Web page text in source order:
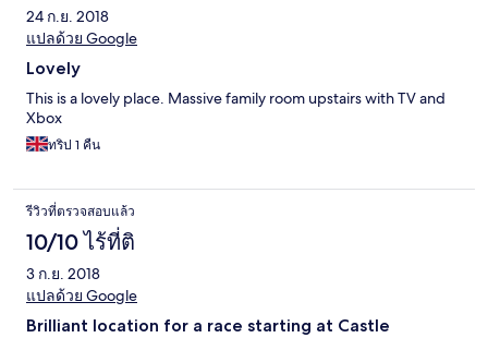
24 ก.ย. 2018
แปลด้วย Google
Lovely
This is a lovely place. Massive family room upstairs with TV and
Xbox
ทริป 1 คืน
รีวิวที่ตรวจสอบแล้ว
10/10 ไร้ที่ติ
3 ก.ย. 2018
แปลด้วย Google
Brilliant location for a race starting at Castle